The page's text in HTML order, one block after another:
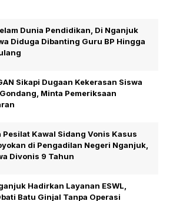
Dunia Pendidikan, Di Nganjuk
Diduga Dibanting Guru BP Hingga
Sikapi Dugaan Kekerasan Siswa
Gondang, Minta Pemeriksaan
Pesilat Kawal Sidang Vonis Kasus
di Pengadilan Negeri Nganjuk,
Divonis 9 Tahun
Hadirkan Layanan ESWL,
Batu Ginjal Tanpa Operasi